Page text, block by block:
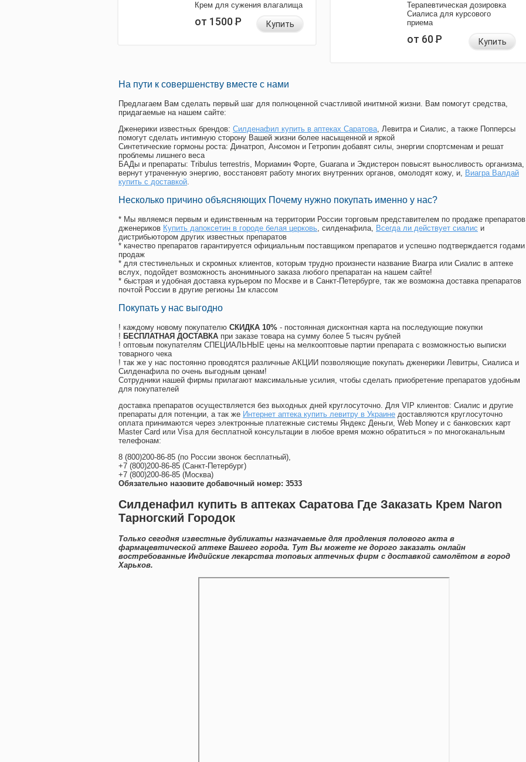
Крем для сужения влагалища
от 1500Р Купить
Терапевтическая дозировка
Сиалиса для курсового
приема
от 60Р Купить
На пути к совершенству вместе с нами
Предлагаем Вам сделать первый шаг для полноценной счастливой инитмной жизни. Вам помогут средства,
придагаемые на нашем сайте:
Дженерики известных брендов: Силденафил купить в аптеках Саратова, Левитра и Сиалис, а также Попперсы
помогут сделать интимную сторону Вашей жизни более насыщенной и яркой
Синтетические гормоны роста: Динатроп, Ансомон и Гетропин добавят силы, энергии спортсменам и решат
проблемы лишнего веса
БАДы и препараты: Tribulus terrestris, Мориамин Форте, Guarana и Экдистерон повысят выносливость организма,
вернут утраченную энергию, восстановят работу многих внутренних органов, омолодят кожу, и, Виагра Валдай
купить с доставкой.
Несколько причино объясняющих Почему нужно покупать именно у нас?
* Мы являемся первым и единственным на территории России торговым представителем по продаже препаратов
дженериков Купить дапоксетин в городе белая церковь, силденафила, Всегда ли действует сиалис и
дистрибьютором других известных препаратов
* качество препаратов гарантируется официальным поставщиком препаратов и успешно подтверждается годами
продаж
* для стестинельных и скромных клиентов, которым трудно произнести название Виагра или Сиалис в аптеке
вслух, подойдет возможность анонимныого заказа любого препаратан на нашем сайте!
* быстрая и удобная доставка курьером по Москве и в Санкт-Петербурге, так же возможна доставка препаратов
почтой России в другие регионы 1м классом
Покупать у нас выгодно
! каждому новому покупателю СКИДКА 10% - постоянная дисконтная карта на последующие покупки
! БЕСПЛАТНАЯ ДОСТАВКА при заказе товара на сумму более 5 тысяч рублей
! оптовым покупателям СПЕЦИАЛЬНЫЕ цены на мелкооптовые партии препарата с возможностью выписки
товарного чека
! так же у нас постоянно проводятся различные АКЦИИ позволяющие покупать дженерики Левитры, Сиалиса и
Силденафила по очень выгодным ценам!
Cотрудники нашей фирмы прилагают максимальные усилия, чтобы сделать приобретение препаратов удобным
для покупателей
доставка препаратов осуществляется без выходных дней круглосуточно. Для VIP клиентов: Сиалис и другие
препараты для потенции, а так же Интернет аптека купить левитру в Украине доставляются круглосуточно
оплата принимаются через электронные платежные системы Яндекс Деньги, Web Money и с банковских карт
Master Card или Visa для бесплатной консультации в любое время можно обратиться » по многоканальным
телефонам:
8 (800)200-86-85 (по России звонок бесплатный),
+7 (800)200-86-85 (Санкт-Петербург)
+7 (800)200-86-85 (Москва)
Обязательно назовите добавочный номер: 3533
Силденафил купить в аптеках Саратова Где Заказать Крем Naron
Тарногский Городок
Только сегодня известные дубликаты назначаемые для продления полового акта в
фармацевтической аптеке Вашего города. Тут Вы можете не дорого заказать онлайн
востребованные Индийские лекарства топовых аптечных фирм с доставкой самолётом в город
Харьков.